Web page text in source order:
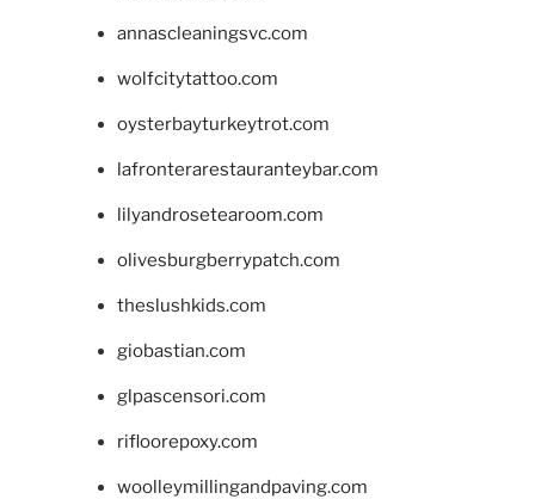
annascleaningsvc.com
wolfcitytattoo.com
oysterbayturkeytrot.com
lafronterarestauranteybar.com
lilyandrosetearoom.com
olivesburgberrypatch.com
theslushkids.com
giobastian.com
glpascensori.com
rifloorepoxy.com
woolleymillingandpaving.com